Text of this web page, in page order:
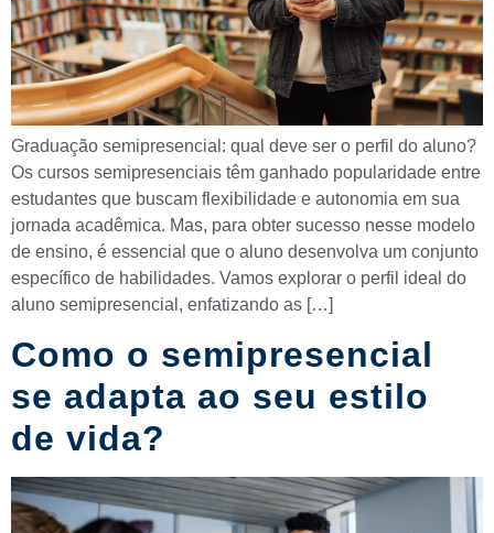
Graduação semipresencial: qual deve ser o perfil do aluno?
Os cursos semipresenciais têm ganhado popularidade entre
estudantes que buscam flexibilidade e autonomia em sua
jornada acadêmica. Mas, para obter sucesso nesse modelo
de ensino, é essencial que o aluno desenvolva um conjunto
específico de habilidades. Vamos explorar o perfil ideal do
aluno semipresencial, enfatizando as […]
Como o semipresencial
se adapta ao seu estilo
de vida?